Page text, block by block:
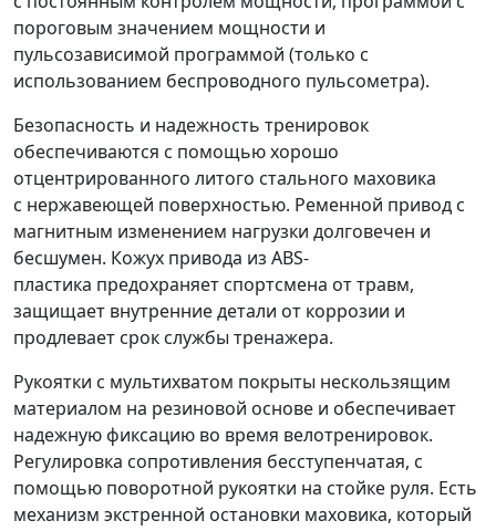
пороговым значением мощности и
пульсозависимой программой (только с
использованием беспроводного пульсометра).
Безопасность и надежность тренировок
обеспечиваются с помощью хорошо
отцентрированного литого стального маховика
с нержавеющей поверхностью. Ременной привод с
магнитным изменением нагрузки долговечен и
бесшумен. Кожух привода из ABS-
пластика предохраняет спортсмена от травм,
защищает внутренние детали от коррозии и
продлевает срок службы тренажера.
Рукоятки с мультихватом покрыты нескользящим
материалом на резиновой основе и обеспечивает
надежную фиксацию во время велотренировок.
Регулировка сопротивления бесступенчатая, с
помощью поворотной рукоятки на стойке руля. Есть
механизм экстренной остановки маховика, который